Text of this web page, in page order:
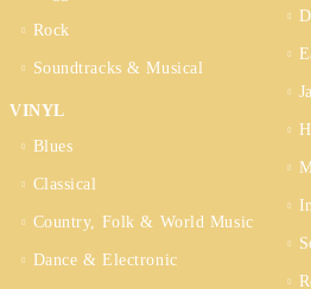
Rock
Soundtracks & Musical
VINYL
Blues
Classical
Country, Folk & World Music
Dance & Electronic